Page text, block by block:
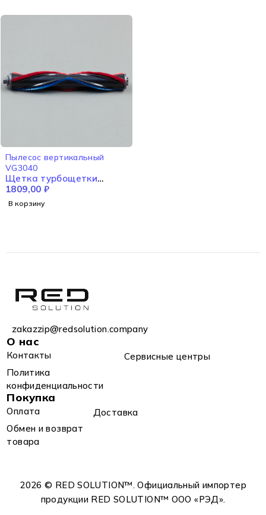
Пылесос вертикальный
VG3040
Щетка турбощетки
VG3040
1809,00 ₽
В корзину
zakazzip@redsolution.company
О нас
Контакты
Сервисные центры
Политика
конфиденциальности
Покупка
Оплата
Доставка
Обмен и возврат
товара
2026 © RED SOLUTION™. Официальный импортер
продукции RED SOLUTION™ OOO «РЭД».